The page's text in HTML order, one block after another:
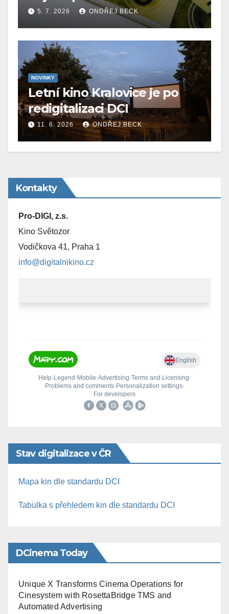
5. 7. 2026 ONDŘEJ BECK
NOVINKY
Letní kino Kralovice je po
redigitalizaci DCI
11. 6. 2026 ONDŘEJ BECK
Kontakty
Pro-DIGI, z.s.
Kino Světozor
Vodičkova 41, Praha 1
info@digitalnikino.cz
Stav digitalizace v ČR
Mapa kin dle standardu DCI
Tabulka s přehledem kin dle standardu DCI
DCinema Today
Unique X Transforms Cinema Operations for
Cinesystem with RosettaBridge TMS and
Automated Advertising